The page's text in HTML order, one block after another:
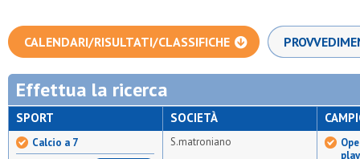
CALENDARI/RISULTATI/CLASSIFICHE
Effettua la ricerca
SPORT
Calcio a 7
SOCIETÀ
S.matroniano